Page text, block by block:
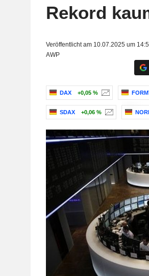
Rekord
Veröffentlicht am 10.07.2025 um
AWP
DAX +0,05 %
SDAX +0,06 %